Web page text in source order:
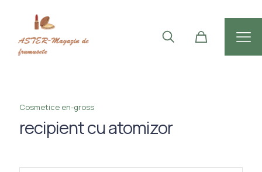
Cosmetice en-gross
recipient cu atomizor